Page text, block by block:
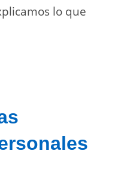
lo que